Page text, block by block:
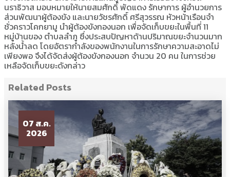
นราธิวาส มอบหมายให้นายสมศักดิ์ พัดแดง รักษาการ ผู้อำนวยการ
ส่วนพัฒนาผู้ต้องขัง และนายวัชรศักดิ์ ศรีสุวรรณ หัวหน้าเรือนจำ
ชั่วคราวโคกยามู นำผู้ต้องขังกองนอก เพื่อจัดเก็บขยะในพื้นที่ 11
หมู่บ้านของ ตำบลลำภู ซึ่งประสบปัญหาด้านปริมาณขยะจำนวนมาก
หลังน้ำลด โดยอัตรากำลังของพนักงานในการรักษาความสะอาดไม่
เพียงพอ จึงได้จัดส่งผู้ต้องขังกองนอก จำนวน 20 คน ในการช่วย
เหลือจัดเก็บขยะดังกล่าว
Related Posts
07 ส.ค.
2026